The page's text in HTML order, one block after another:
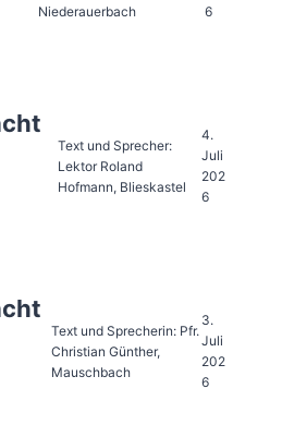
Niederauerbach 6
Text und Sprecher:
Lektor Roland
Hofmann, Blieskastel
4.
Juli
202
6
Text und Sprecherin: Pfr.
Christian Günther,
Mauschbach
3.
Juli
202
6